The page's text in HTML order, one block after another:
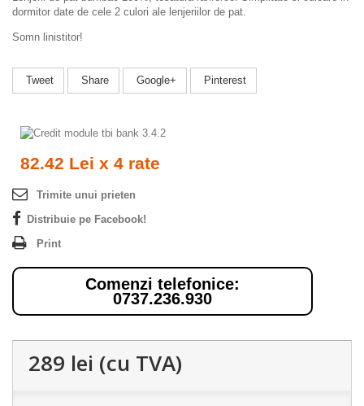
dormitor date de cele 2 culori ale lenjeriilor de pat.
Somn linistitor!
Tweet Share Google+ Pinterest
82.42 Lei x 4 rate
Trimite unui prieten
Distribuie pe Facebook!
Print
Comenzi telefonice:
0737.236.930
289 lei (cu TVA)